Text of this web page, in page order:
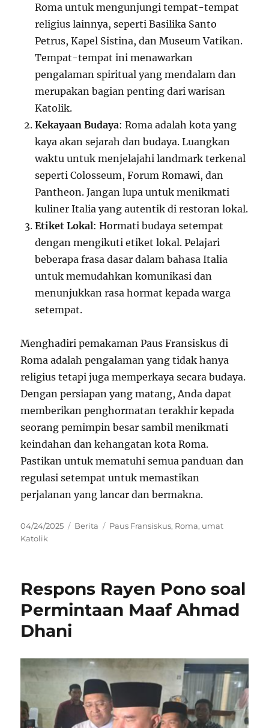
Roma untuk mengunjungi tempat-tempat
religius lainnya, seperti Basilika Santo
Petrus, Kapel Sistina, dan Museum Vatikan.
Tempat-tempat ini menawarkan
pengalaman spiritual yang mendalam dan
merupakan bagian penting dari warisan
Katolik.
Kekayaan Budaya: Roma adalah kota yang
kaya akan sejarah dan budaya. Luangkan
waktu untuk menjelajahi landmark terkenal
seperti Colosseum, Forum Romawi, dan
Pantheon. Jangan lupa untuk menikmati
kuliner Italia yang autentik di restoran lokal.
Etiket Lokal: Hormati budaya setempat
dengan mengikuti etiket lokal. Pelajari
beberapa frasa dasar dalam bahasa Italia
untuk memudahkan komunikasi dan
menunjukkan rasa hormat kepada warga
setempat.
Menghadiri pemakaman Paus Fransiskus di
Roma adalah pengalaman yang tidak hanya
religius tetapi juga memperkaya secara budaya.
Dengan persiapan yang matang, Anda dapat
memberikan penghormatan terakhir kepada
seorang pemimpin besar sambil menikmati
keindahan dan kehangatan kota Roma.
Pastikan untuk mematuhi semua panduan dan
regulasi setempat untuk memastikan
perjalanan yang lancar dan bermakna.
Posted
on
04/24/2025 Categories
Berita Tags
Paus Fransiskus, Roma, umat
Katolik
Respons Rayen Pono soal
Permintaan Maaf Ahmad
Dhani